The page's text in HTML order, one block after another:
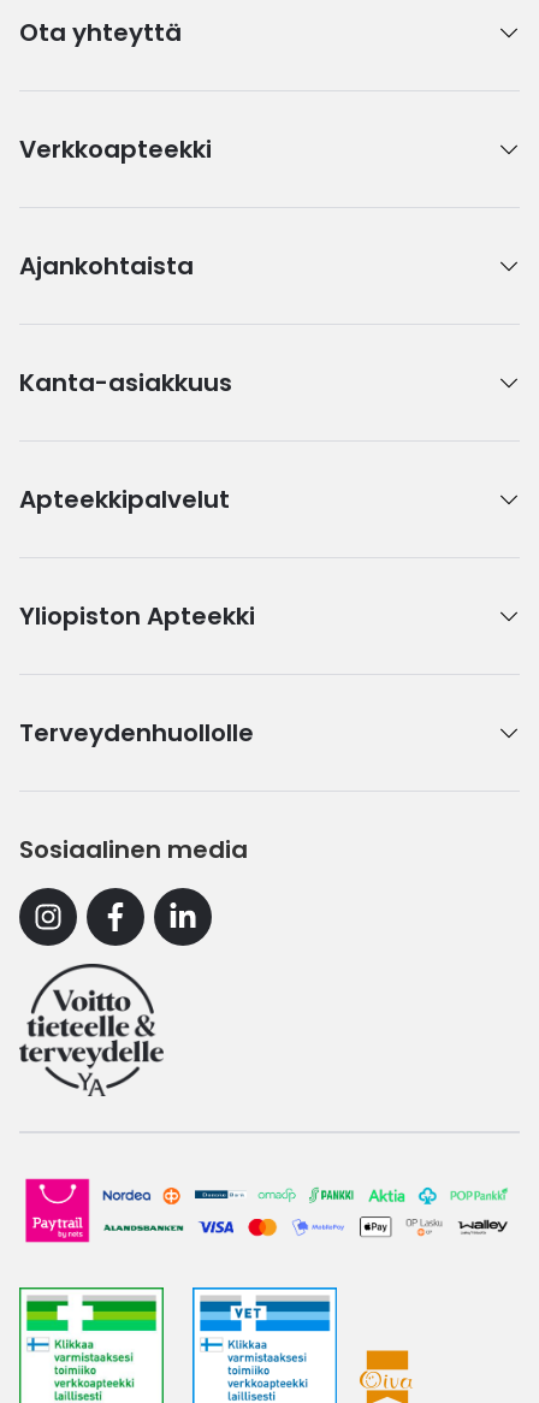
Ota yhteyttä
Verkkoapteekki
Ajankohtaista
Kanta-asiakkuus
Apteekkipalvelut
Yliopiston Apteekki
Terveydenhuollolle
Sosiaalinen media
InstagramFacebookLinkedin